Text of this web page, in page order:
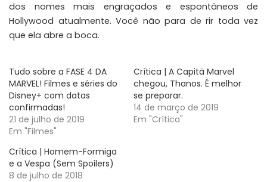
dos nomes mais engraçados e espontâneos de
Hollywood atualmente. Você não para de rir toda vez
que ela abre a boca.
Tudo sobre a FASE 4 DA
MARVEL! Filmes e séries do
Disney+ com datas
confirmadas!
21 de julho de 2019
Em "Filmes"
Crítica | A Capitã Marvel
chegou, Thanos. É melhor
se preparar.
14 de março de 2019
Em "Crítica"
Crítica | Homem-Formiga
e a Vespa (Sem Spoilers)
8 de julho de 2018